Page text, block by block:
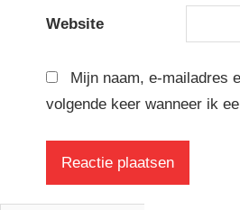
Website
Mijn naam, e-mailadres
volgende keer wanneer ik